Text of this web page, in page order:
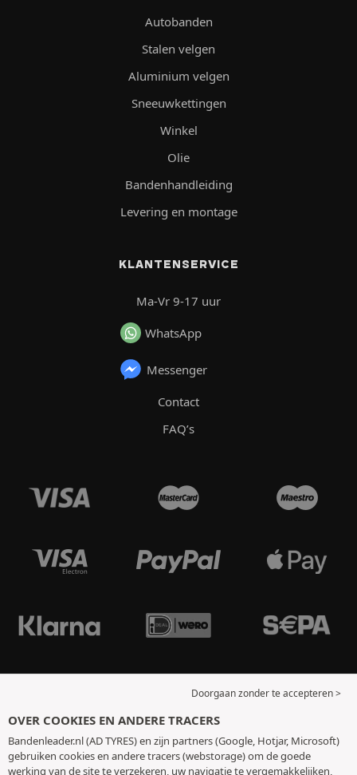
Autobanden
Stalen velgen
Aluminium velgen
Sneeuwkettingen
Winkel
Olie
Bandenhandleiding
Levering en montage
KLANTENSERVICE
Ma-Vr 9-17 uur
WhatsApp
Messenger
Contact
FAQ’s
Doorgaan zonder te accepteren >
OVER COOKIES EN ANDERE TRACERS
Bandenleader.nl (AD TYRES) en zijn partners (Google, Hotjar, Microsoft)
gebruiken cookies en andere tracers (webstorage) om de goede
werking van de site te verzekeren, uw navigatie te vergemakkelijken,